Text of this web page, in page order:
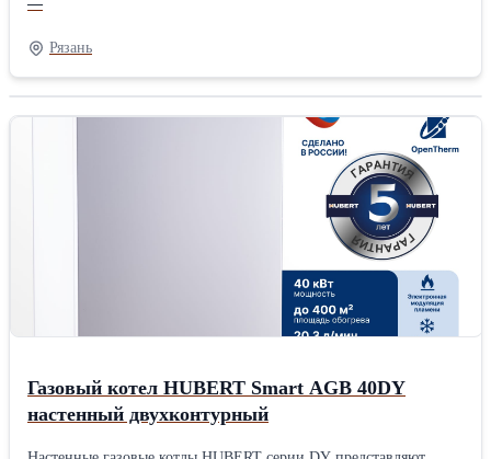
—
Рязань
Газовый котел HUBERT Smart AGB 40DY
настенный двухконтурный